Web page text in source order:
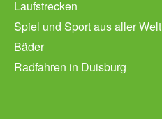
Laufstrecken
Spiel und Sport aus aller Welt
Bäder
Radfahren in Duisburg